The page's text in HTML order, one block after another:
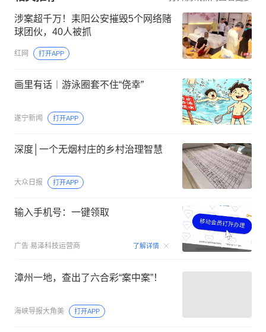
涉案超千万！耒阳公安摧毁5个网络赌
球团伙，40人被抓
红网 打开APP
画里有话︱游泳圈套不住“侥幸”
遂宁新闻 打开APP
深度│一个无烟村庄的乡村治理智慧
大众日报 打开APP
输入手机号：一键领取
广告 易泽科技运营商 了解详情 00:15
漳州一地，查出了六合彩“案中案”！
海峡导报大角美 打开APP